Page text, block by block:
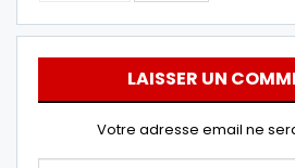
LAISSER UN
Votre adresse email ne